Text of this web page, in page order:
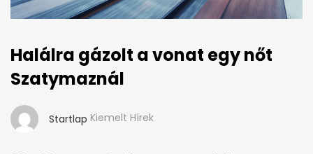
Halálra gázolt a vonat egy nőt
Szatymaznál
Startlap Kiemelt Hírek